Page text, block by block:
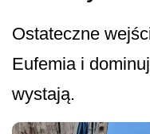
Ostateczne
Eufemia i
wystają.